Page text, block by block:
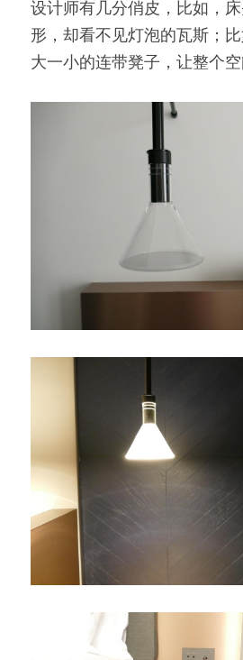
设计师有几分俏皮，比如，
形，却看不见灯泡的瓦斯；
大一小的连带凳子，让整个空